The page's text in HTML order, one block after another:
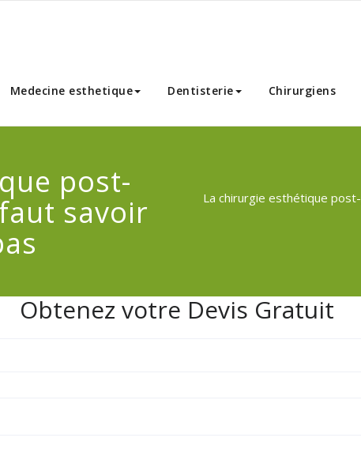
Medecine esthetique Dentisterie Chirurgiens
post-
savoir
La chirurgie esthétique
Obtenez votre Devis Gratuit